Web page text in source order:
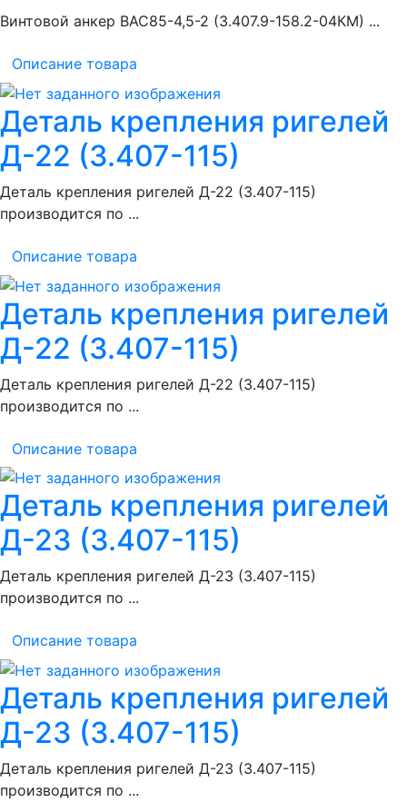
Винтовой анкер ВАС85-4,5-2 (3.407.9-158.2-04КМ) ...
Описание товара
Деталь крепления ригелей
Д-22 (3.407-115)
Деталь крепления ригелей Д-22 (3.407-115)
производится по ...
Описание товара
Деталь крепления ригелей
Д-22 (3.407-115)
Деталь крепления ригелей Д-22 (3.407-115)
производится по ...
Описание товара
Деталь крепления ригелей
Д-23 (3.407-115)
Деталь крепления ригелей Д-23 (3.407-115)
производится по ...
Описание товара
Деталь крепления ригелей
Д-23 (3.407-115)
Деталь крепления ригелей Д-23 (3.407-115)
производится по ...